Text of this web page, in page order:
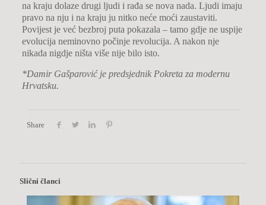
na kraju dolaze drugi ljudi i rađa se nova nada. Ljudi imaju
pravo na nju i na kraju ju nitko neće moći zaustaviti.
Povijest je već bezbroj puta pokazala – tamo gdje ne uspije
evolucija neminovno počinje revolucija. A nakon nje
nikada nigdje ništa više nije bilo isto.
*Damir Gašparović je predsjednik Pokreta za modernu
Hrvatsku.
Share
Slični članci